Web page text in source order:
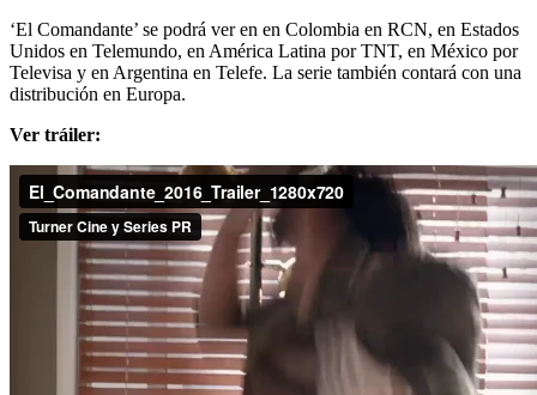
‘El Comandante’ se podrá ver en en Colombia en RCN, en Estados
Unidos en Telemundo, en América Latina por TNT, en México por
Televisa y en Argentina en Telefe. La serie también contará con una
distribución en Europa.
Ver tráiler: